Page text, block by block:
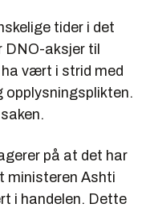
tider i det
aksjer til
vært i strid med
opplysningsplikten.
på at det har
ministeren Ashti
i handelen. Dette